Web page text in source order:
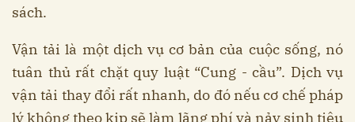
sách.
Vận tải là một dịch vụ cơ bản của cuộc sống, nó
tuân thủ rất chặt quy luật “Cung - cầu”. Dịch vụ
vận tải thay đổi rất nhanh, do đó nếu cơ chế pháp
lý không theo kịp sẽ làm lãng phí và nảy sinh tiêu